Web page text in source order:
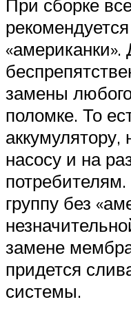
При сборке
«американки».
замены
поломке. То
насосу и на
группу без
замене
придется
системы.